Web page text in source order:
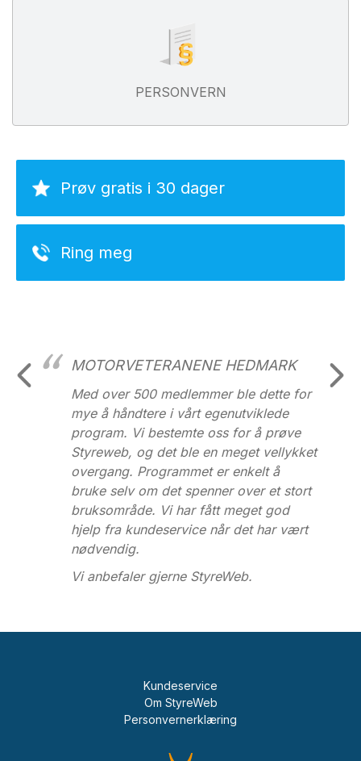
PERSONVERN
Prøv gratis i 30 dager
Ring meg
MOTORVETERANENE HEDMARK
Med over 500 medlemmer ble dette for
mye å håndtere i vårt egenutviklede
program. Vi bestemte oss for å prøve
Styreweb, og det ble en meget vellykket
overgang. Programmet er enkelt å
bruke selv om det spenner over et stort
bruksområde. Vi har fått meget god
hjelp fra kundeservice når det har vært
nødvendig.
Vi anbefaler gjerne StyreWeb.
Kundeservice
Om StyreWeb
Personvernerklæring